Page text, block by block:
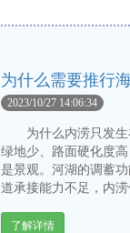
为什么需要推行
2023/10/27 14:06:34
为什么内涝只发生
绿地少、路面硬化度
是景观。河湖的调蓄
道承接能力不足，内涝
了解详情